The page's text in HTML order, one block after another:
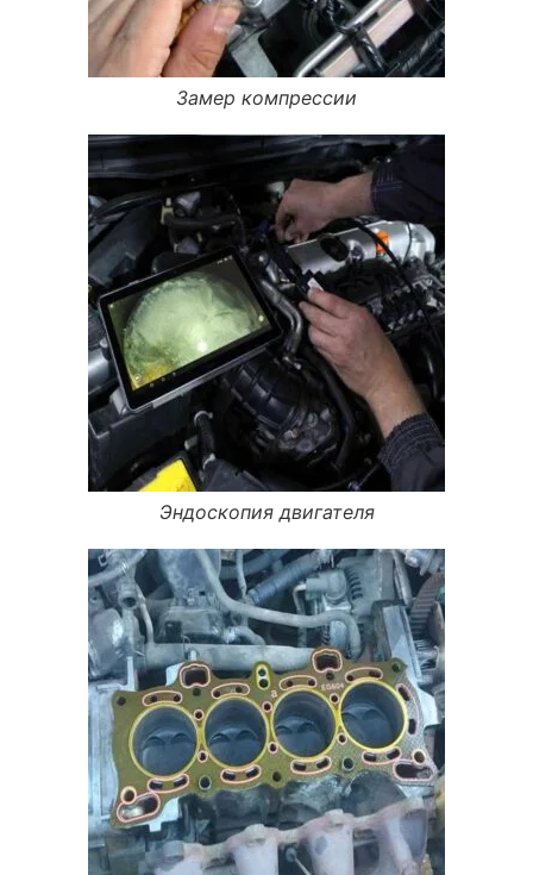
Замер компрессии
Эндоскопия двигателя